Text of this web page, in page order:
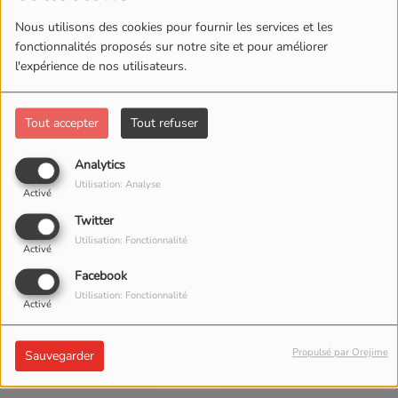
Nous utilisons des cookies pour fournir les services et les
fonctionnalités proposés sur notre site et pour améliorer
l'expérience de nos utilisateurs.
Tout accepter Tout refuser
Analytics
Activé
Utilisation: Analyse
Twitter
Activé
Utilisation: Fonctionnalité
Facebook
Activé
Utilisation: Fonctionnalité
Sauvegarder Propulsé par Orejime
17 SEPTEMBRE 2022 -
1368 VUES
ÉCOUTER LE PODCAST